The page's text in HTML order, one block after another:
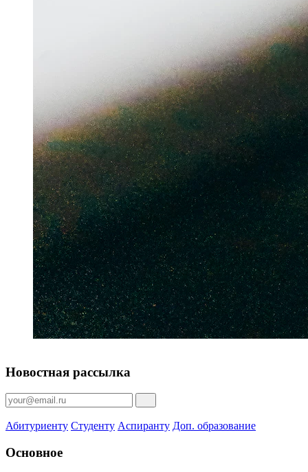
Новостная рассылка
Абитуриенту Студенту Аспиранту Доп. образование
Основное